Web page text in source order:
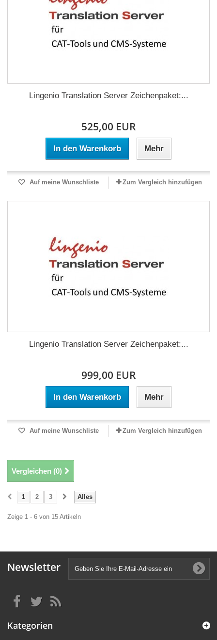
Lingenio Translation Server Zeichenpaket:...
525,00 EUR
In den Warenkorb Mehr
Auf meine Wunschliste Zum Vergleich hinzufügen
Lingenio Translation Server Zeichenpaket:...
999,00 EUR
In den Warenkorb Mehr
Auf meine Wunschliste Zum Vergleich hinzufügen
Vergleichen (0)
Alles
1 2 3
Zeige 1 - 6 von 15 Artikeln
Newsletter
Kategorien